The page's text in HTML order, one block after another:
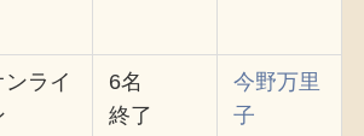
ンライ
6名
終了
今野万里
子